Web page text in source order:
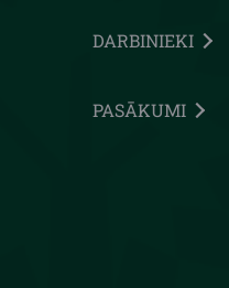
DARBINIEKI
PASĀKUMI